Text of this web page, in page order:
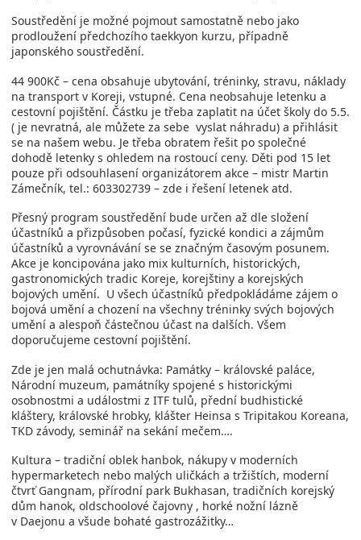
Soustředění je možné pojmout samostatně nebo jako
prodloužení předchozího taekkyon kurzu, případně
japonského soustředění.
44 900Kč – cena obsahuje ubytování, tréninky, stravu, náklady
na transport v Koreji, vstupné. Cena neobsahuje letenku a
cestovní pojištění. Částku je třeba zaplatit na účet školy do 5.5.
( je nevratná, ale můžete za sebe vyslat náhradu) a přihlásit
se na našem webu. Je třeba obratem řešit po společné
dohodě letenky s ohledem na rostoucí ceny. Děti pod 15 let
pouze při odsouhlasení organizátorem akce – mistr Martin
Zámečník, tel.: 603302739 – zde i řešení letenek atd.
Přesný program soustředění bude určen až dle složení
účastníků a přizpůsoben počasí, fyzické kondici a zájmům
účastníků a vyrovnávání se se značným časovým posunem.
Akce je koncipována jako mix kulturních, historických,
gastronomických tradic Koreje, korejštiny a korejských
bojových umění. U všech účastníků předpokládáme zájem o
bojová umění a chození na všechny tréninky svých bojových
umění a alespoň částečnou účast na dalších. Všem
doporučujeme cestovní pojištění.
Zde je jen malá ochutnávka: Památky – královské paláce,
Národní muzeum, památníky spojené s historickými
osobnostmi a událostmi z ITF tulů, přední budhistické
kláštery, královské hrobky, klášter Heinsa s Tripitakou Koreana,
TKD závody, seminář na sekání mečem….
Kultura – tradiční oblek hanbok, nákupy v moderních
hypermarketech nebo malých uličkách a tržištích, moderní
čtvrť Gangnam, přírodní park Bukhasan, tradičních korejský
dům hanok, oldschoolové čajovny , horké nožní lázně
v Daejonu a všude bohaté gastrozážitky…